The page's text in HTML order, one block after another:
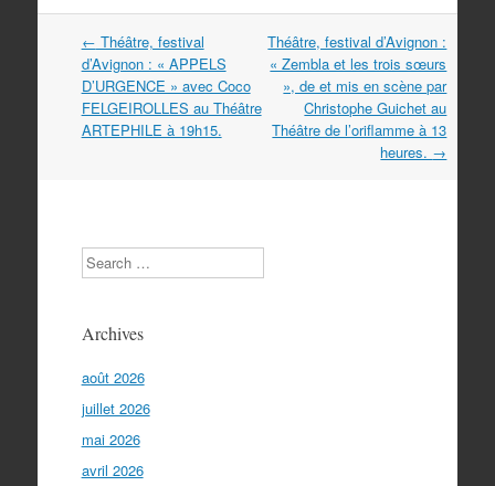
Navigation
dans
les
articles
← Théâtre, festival
d’Avignon : « APPELS
D’URGENCE » avec Coco
FELGEIROLLES au Théâtre
ARTEPHILE à 19h15.
Théâtre, festival d’Avignon :
« Zembla et les trois sœurs
», de et mis en scène par
Christophe Guichet au
Théâtre de l’oriflamme à 13
heures. →
Search
Archives
août 2026
juillet 2026
mai 2026
avril 2026